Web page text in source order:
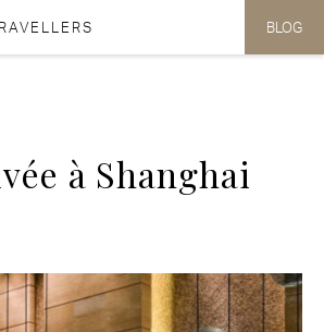
BLOG
à Shanghai